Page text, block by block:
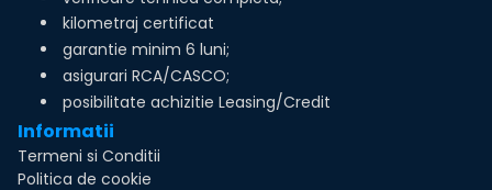
kilometraj certificat
garantie minim 6 luni;
asigurari RCA/CASCO;
posibilitate achizitie Leasing/Credit
Informatii
Termeni si Conditii
Politica de cookie